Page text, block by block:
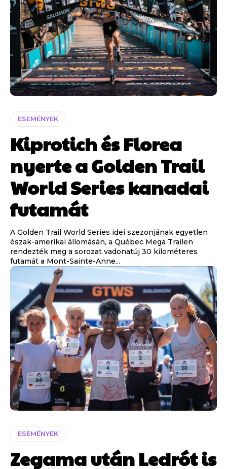
ESEMÉNYEK
Kiprotich és Florea
nyerte a Golden Trail
World Series kanadai
futamát
A Golden Trail World Series idei szezonjának egyetlen
észak-amerikai állomásán, a Québec Mega Trailen
rendezték meg a sorozat vadonatúj 30 kilométeres
futamát a Mont-Sainte-Anne...
ESEMÉNYEK
Zegama után Ledrót is